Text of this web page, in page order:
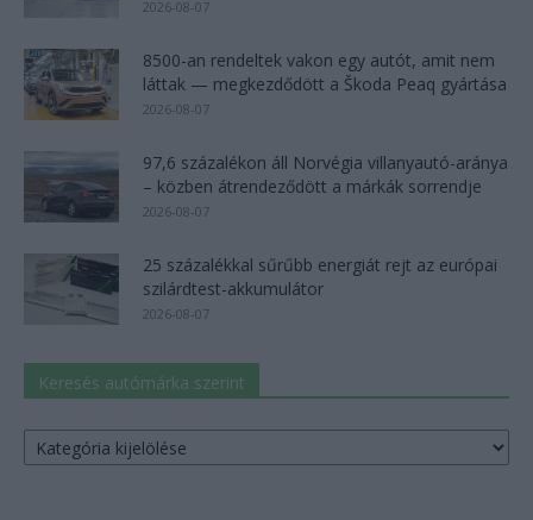
2026-08-07
8500-an rendeltek vakon egy autót, amit nem
láttak — megkezdődött a Škoda Peaq gyártása
2026-08-07
97,6 százalékon áll Norvégia villanyautó-aránya
– közben átrendeződött a márkák sorrendje
2026-08-07
25 százalékkal sűrűbb energiát rejt az európai
szilárdtest-akkumulátor
2026-08-07
Keresés autómárka szerint
Keresés
autómárka